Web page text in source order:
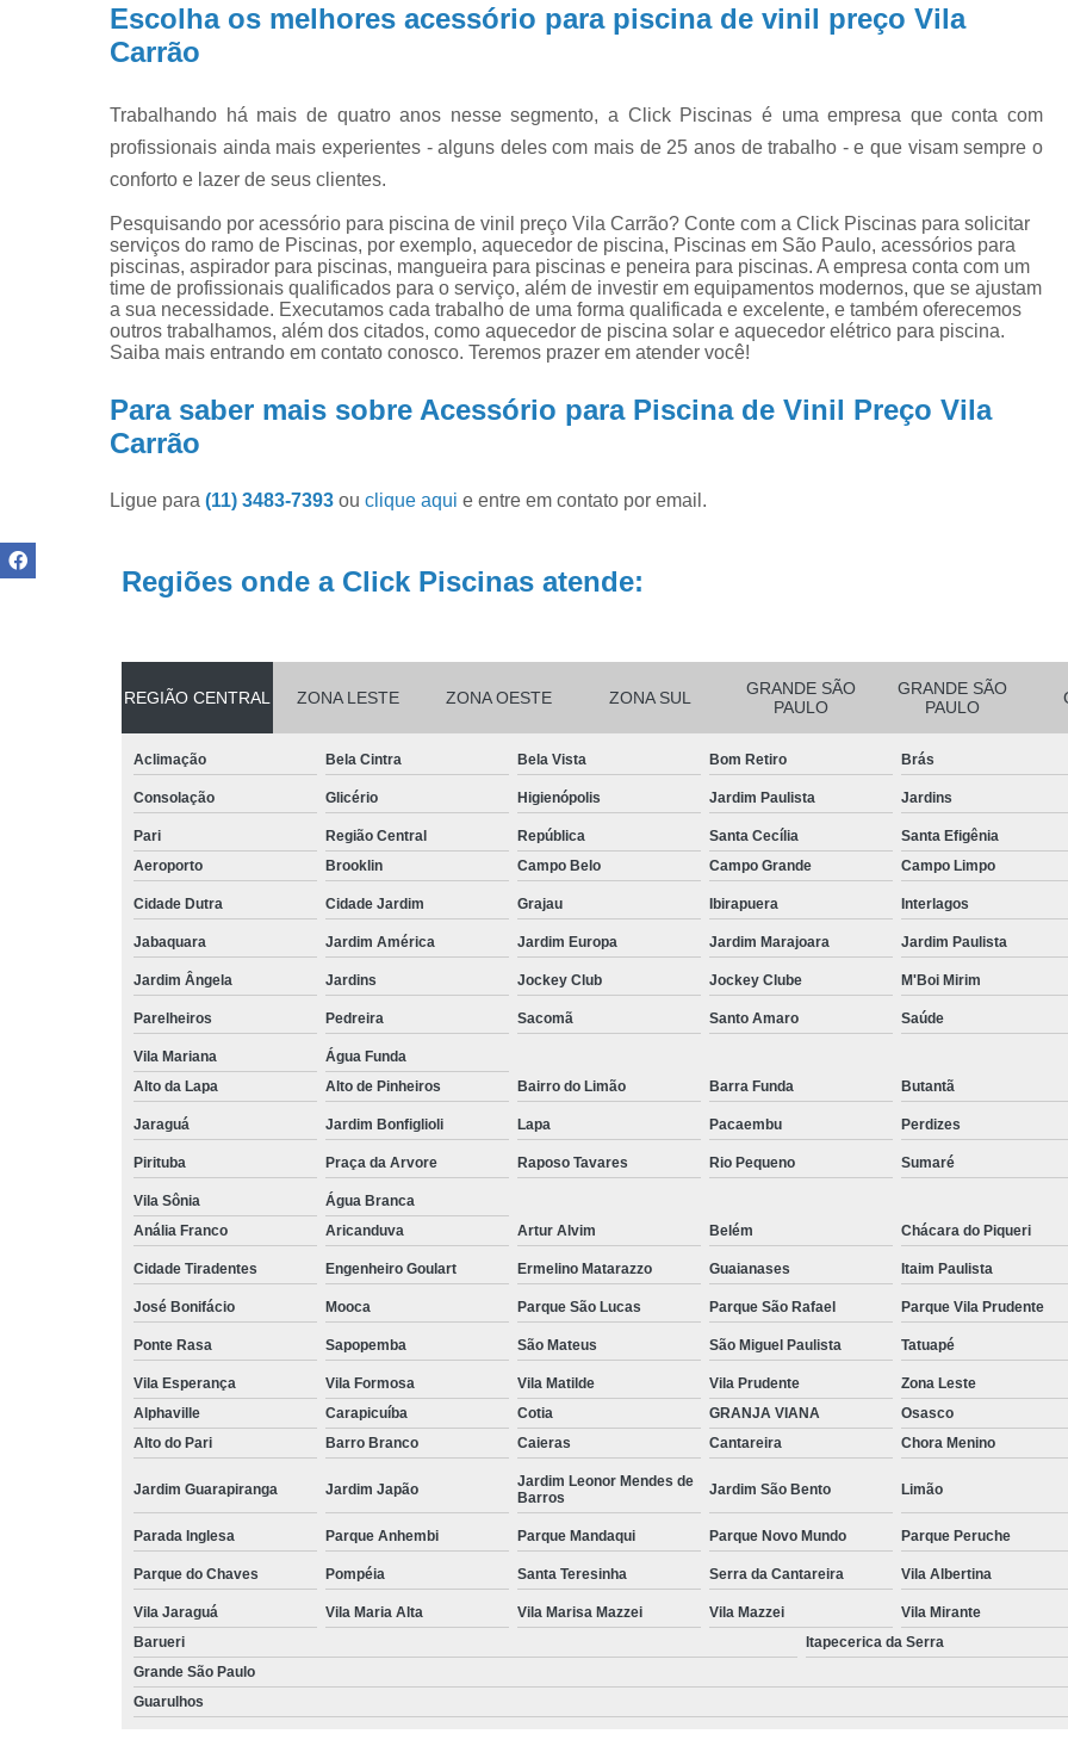
Manutenção
Produtos para
piscinas
Reparo de
filtros de
piscina
Conserto Bomba de Piscina
Conserto
Conserto de Pressurizador de água
Aquecedor para Piscinas
Bombas para
Equipamentos para Aspirar Piscina
Equipamentos para Piscina
Equipamentos para Piscina de
Filtro de Poliéster para Piscina
Filtro para Piscina Pequena
Filtro para Piscina Tipo a
Iluminação
Iluminação de Piscina de Fibra
Iluminação de Piscina Led
Iluminação na Piscina
Iluminação para
Iluminação Piscina Externa
Limpeza de Piscina Comercial
Limpeza de Piscina de
Limpeza de Piscina de
Limpeza e Tratamento de Piscinas
Limpeza de Piscina
Limpeza de
Limpeza de Piscina em
Limpeza e Manutenção de Piscina
Manutenção de Piscinas
Manutenção para Piscina em
Limpeza de Piscina com Ozônio
Limpeza de Piscina para
Limpeza de Piscina Pós Obra
Limpeza
Limpeza do Filtro da Piscina
Consertar Piscina
Conserto
Manutenção Piscina
Manutenção
Manutenção Piscina Pequena
Manutenção Bomba Piscina
Manutenção de Filtro de Piscina
Escolha os melhores acessório para piscina de vinil preço Vila
Carrão
Trabalhando há mais de quatro anos nesse segmento, a Click Piscinas é uma empresa que conta com
profissionais ainda mais experientes - alguns deles com mais de 25 anos de trabalho - e que visam sempre o
conforto e lazer de seus clientes.
Pesquisando por acessório para piscina de vinil preço Vila Carrão? Conte com a Click Piscinas para solicitar
serviços do ramo de Piscinas, por exemplo, aquecedor de piscina, Piscinas em São Paulo, acessórios para
piscinas, aspirador para piscinas, mangueira para piscinas e peneira para piscinas. A empresa conta com um
time de profissionais qualificados para o serviço, além de investir em equipamentos modernos, que se ajustam
a sua necessidade. Executamos cada trabalho de uma forma qualificada e excelente, e também oferecemos
outros trabalhamos, além dos citados, como aquecedor de piscina solar e aquecedor elétrico para piscina.
Saiba mais entrando em contato conosco. Teremos prazer em atender você!
Para saber mais sobre Acessório para Piscina de Vinil Preço Vila
Carrão
Ligue para (11) 3483-7393 ou clique aqui e entre em contato por email.
Regiões onde a Click Piscinas atende:
REGIÃO CENTRAL ZONA LESTE ZONA OESTE ZONA SUL
GRANDE SÃO
PAULO
GRANDE SÃO
PAULO
Aclimação Bela Cintra Bela Vista Bom Retiro Brás
Consolação Glicério Higienópolis Jardim Paulista Jardins
Pari Região Central República Santa Cecília Santa Efigênia
Aeroporto
Brooklin Campo Belo Campo Grande Campo Limpo
Cidade Dutra Cidade Jardim Grajau Ibirapuera Interlagos
Jabaquara Jardim América Jardim Europa Jardim Marajoara Jardim Paulista
Jardim Ângela Jardins Jockey Club Jockey Clube M'Boi Mirim
Parelheiros Pedreira Sacomã Santo Amaro Saúde
Vila Mariana
Água Funda
Alto da Lapa
Alto de Pinheiros Bairro do Limão Barra Funda Butantã
Jaraguá Jardim Bonfiglioli Lapa Pacaembu Perdizes
Pirituba Praça da Arvore Raposo Tavares Rio Pequeno Sumaré
Vila Sônia
Água Branca
Anália Franco
Aricanduva Artur Alvim Belém Chácara do Piqueri
Cidade Tiradentes Engenheiro Goulart Ermelino Matarazzo Guaianases Itaim Paulista
José Bonifácio Mooca Parque São Lucas Parque São Rafael Parque Vila Prudente
Ponte Rasa Sapopemba São Mateus São Miguel Paulista Tatuapé
Vila Esperança Vila Formosa Vila Matilde Vila Prudente Zona Leste
Alphaville
Carapicuíba Cotia GRANJA VIANA Osasco
Alto do Pari
Barro Branco Caieras Cantareira Chora Menino
Jardim Guarapiranga Jardim Japão
Jardim Leonor Mendes de
Barros
Jardim São Bento Limão
Parada Inglesa Parque Anhembi Parque Mandaqui Parque Novo Mundo Parque Peruche
Parque do Chaves Pompéia Santa Teresinha Serra da Cantareira Vila Albertina
Vila Jaraguá Vila Maria Alta Vila Marisa Mazzei Vila Mazzei Vila Mirante
Barueri
Itapecerica da Serra
Grande São Paulo
Guarulhos